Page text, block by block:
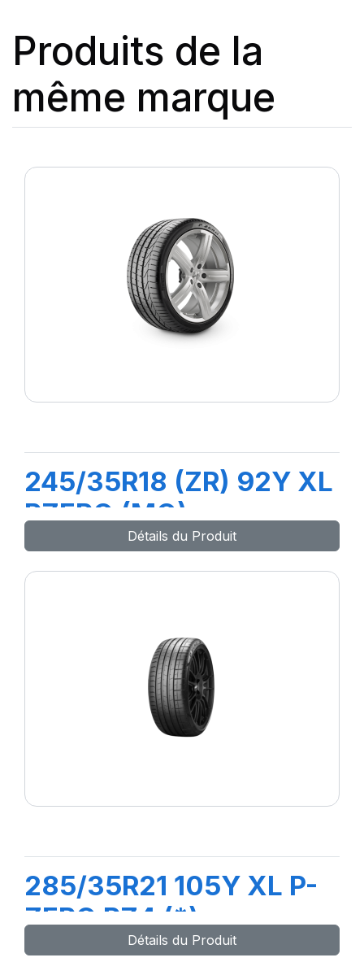
Produits de la
même marque
245/35R18 (ZR) 92Y XL
PZERO (MO)
Détails du Produit
285/35R21 105Y XL P-
ZERO PZ4 (*)
Détails du Produit